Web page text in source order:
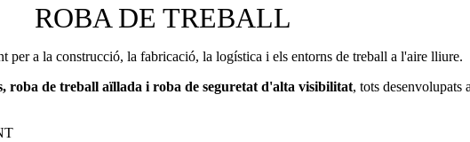
ROBA DE TREBALL
per a la construcció, la fabricació, la logística i els entorns de treball a l'aire lliure.
roba de treball aïllada i roba de seguretat d'alta visibilitat, tots desenvolupats